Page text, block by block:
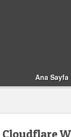
Ana Sayfa
Cloudflare